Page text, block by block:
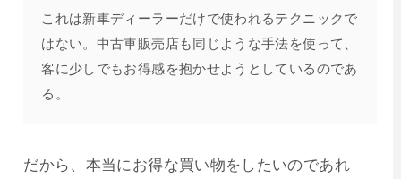
これは新車ディーラーだけで使われるテクニックで
はない。中古車販売店も同じような手法を使って、
客に少しでもお得感を抱かせようとしているのであ
る。
だから、本当にお得な買い物をしたいのであれ